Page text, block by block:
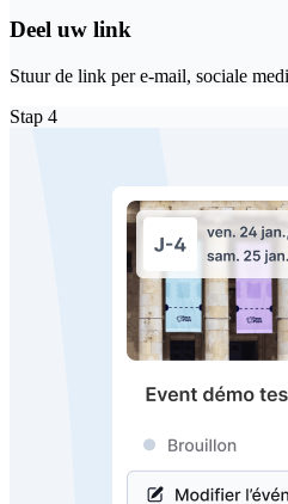
Deel uw link
Stuur de link per e-mail, sociale
Stap 4